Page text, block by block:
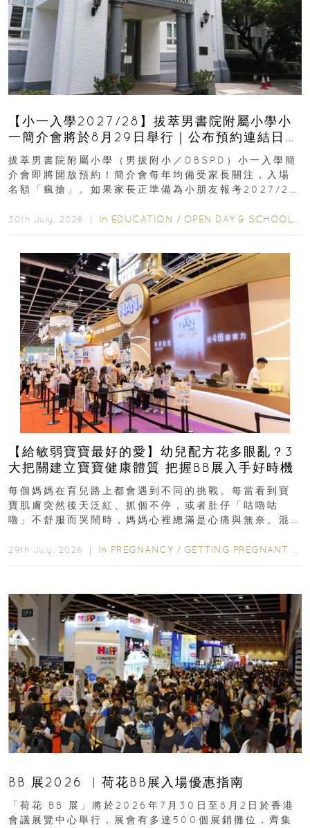
【小一入學2027/28】拔萃男書院附屬小學小
一簡介會將於8月29日舉行｜公布預約連結日期
｜更設有網上重溫
拔萃男書院附屬小學（男拔附小／DBSPD）小一入學簡
介會即將開放預約！簡介會每年均備受家長關注，入場
名額「瘋搶」。如果家長正準備為小朋友報考2027/28
30th July, 2026 ｜ In EDUCATION / OPEN DAY & SCHOOL EVENTS
【給敏弱寶寶最好的愛】幼兒配方花多眼亂？3
大把關建立寶寶健康體質 把握BB展入手好時機
每個媽媽在育兒路上都會遇到不同的挑戰。每當看到寶
寶肌膚突然後天泛紅、抓個不停，或者肚仔「咕嚕咕
嚕」不舒服而哭鬧時，媽媽心裡總滿是心痛與無奈。混
29th July, 2026 ｜ In PREGNANCY / GETTING PREGNANT
BB 展2026 ︳荷花BB展入場優惠指南
「荷花 BB 展」將於2026年7月30日至8月2日於香港
會議展覽中心舉行，展會有多達500個展銷攤位，齊集